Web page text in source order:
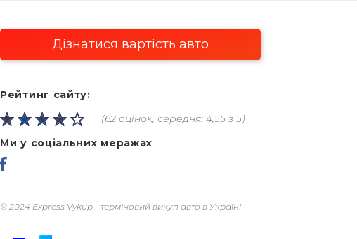
Дізнатися вартість авто
Рейтинг сайту:
(62 оцінок, середня: 4,55 з 5)
Ми у соціальних меражах
© 2024 Express Vykup - терміновий викуп авто в Україні